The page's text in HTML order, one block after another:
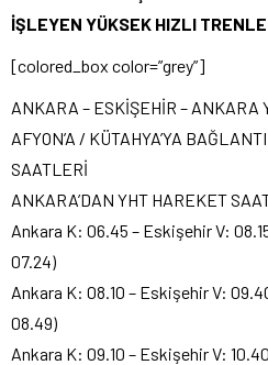
İŞLEYEN YÜKSEK HIZLI
[colored_box color=”grey”]
ANKARA – ESKİŞEHİR – ANKARA
AFYON’A / KÜTAHYA’YA
SAATLERİ
ANKARA’DAN YHT HAREKET
Ankara K: 06.45 – Eskişehir V:
07.24)
Ankara K: 08.10 – Eskişehir V:
08.49)
Ankara K: 09.10 – Eskişehir V: